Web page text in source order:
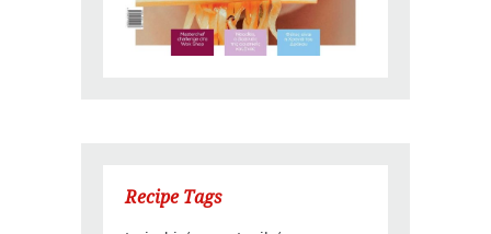
Recipe Tags